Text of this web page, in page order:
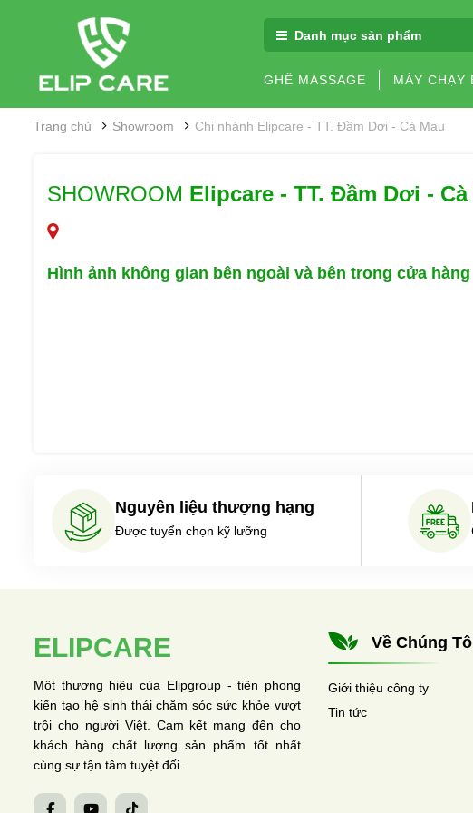
Danh mục sản phẩm
GHẾ MASSAGE MÁY CHẠY
Trang chủ Showroom Chi nhánh Elipcare - TT. Đầm Dơi - Cà Mau
SHOWROOM Elipcare - TT. Đầm Dơi - Cà
Hình ảnh không gian bên ngoài và bên trong cửa hàng
Nguyên liệu thượng hạng
Được tuyển chọn kỹ lưỡng
ELIPCARE
Một thương hiệu của Elipgroup - tiên phong
kiến tạo hệ sinh thái chăm sóc sức khỏe vượt
trội cho người Việt. Cam kết mang đến cho
khách hàng chất lượng sản phẩm tốt nhất
cùng sự tận tâm tuyệt đối.
Về Chúng
Giới thiệu công ty
Tin tức